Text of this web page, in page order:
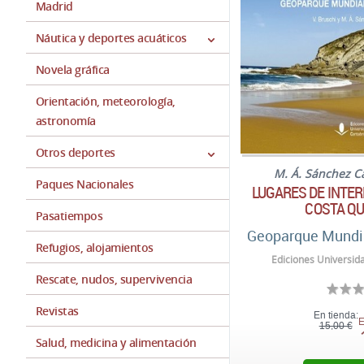
Madrid
Náutica y deportes acuáticos
Novela gráfica
Orientación, meteorología,
astronomía
Otros deportes
Paques Nacionales
Pasatiempos
Refugios, alojamientos
Rescate, nudos, supervivencia
Revistas
Salud, medicina y alimentación
M. Á. Sánchez
LUGARES DE
COSTA
Geoparque
Ediciones
En tienda:
15,00 €